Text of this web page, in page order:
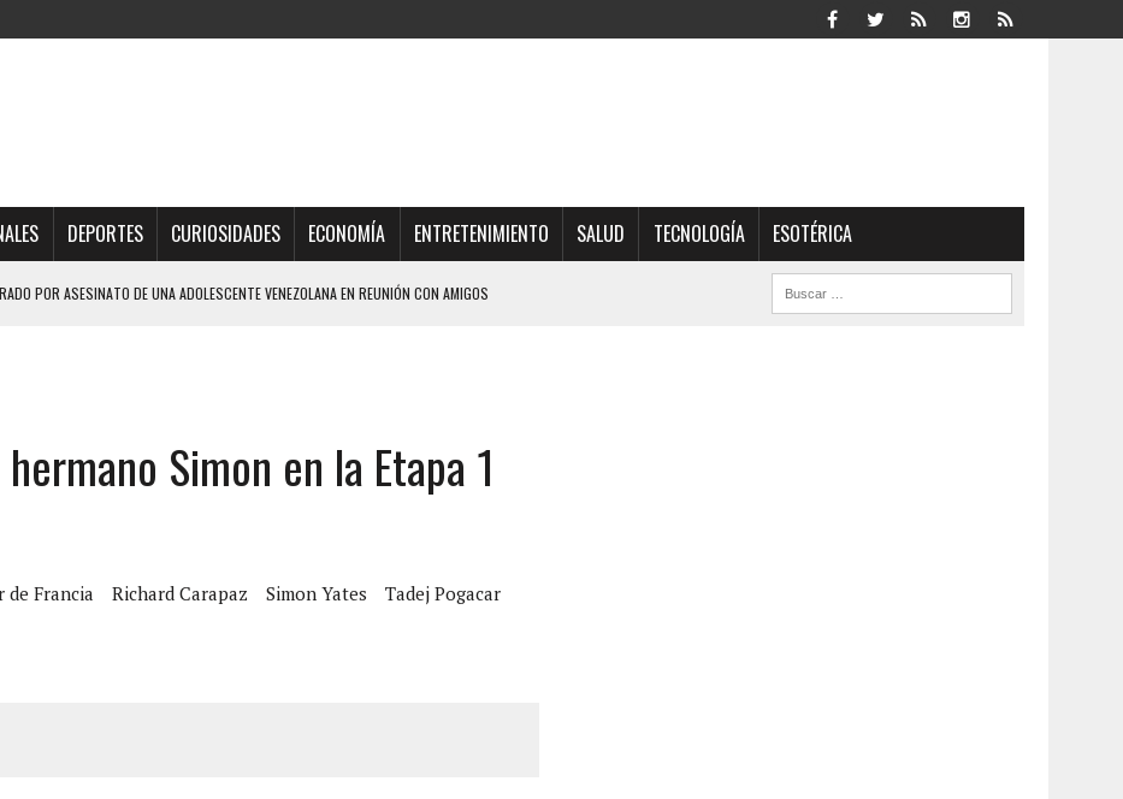
DEPORTES CURIOSIDADES ECONOMÍA ENTRETENIMIENTO SALUD TECNOLOGÍA ESOTÉRICA
POR ASESINATO DE UNA ADOLESCENTE VENEZOLANA EN REUNIÓN CON AMIGOS
HOMBRE Y SU FAMILIA TRAS LOS TERREMOTOS: CAYERON DESDE EL PISO NUEVE DEL
DE CHACAO
HERIDAS A SU PRIMA Y A OTRO FAMILIAR EN BOLÍVAR
UÑAS BONITAS’ 42 DÍAS DESPUÉS DE LOS TERREMOTOS EN LA GUAIRA
Simon en la Etapa 1
de Francia Richard Carapaz Simon Yates
Tadej Pogacar